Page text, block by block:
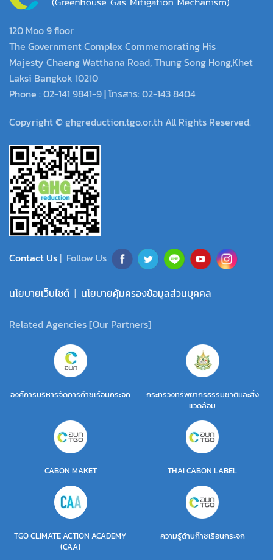
120 Moo 9 floor
The Government Complex Commemorating His
Majesty Chaeng Watthana Road, Thung Song Hong,Khet
Laksi Bangkok 10210
Phone : 02-141 9841-9 | โทรสาร: 02-143 8404
Copyright © ghgreduction.tgo.or.th All Rights Reserved.
Contact Us| Follow Us
นโยบายเว็บไซต์ | นโยบายคุ้มครองข้อมูลส่วนบุคคล
Related Agencies [Our Partners]
องค์การบริหารจัดการก๊าซเรือนกระจก
กระทรวงทรัพยากรธรรมชาติและสิ่ง
แวดล้อม
CABON MAKET THAI CABON LABEL
TGO CLIMATE ACTION ACADEMY
(CAA)
ความรู้ด้านก๊าซเรือนกระจก